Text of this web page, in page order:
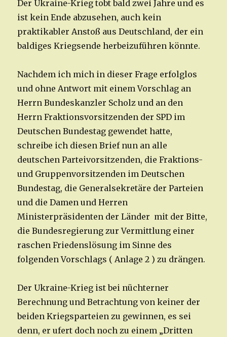
Der Ukraine-Krieg tobt bald zwei Jahre und es
ist kein Ende abzusehen, auch kein
praktikabler Anstoß aus Deutschland, der ein
baldiges Kriegsende herbeizuführen könnte.
Nachdem ich mich in dieser Frage erfolglos
und ohne Antwort mit einem Vorschlag an
Herrn Bundeskanzler Scholz und an den
Herrn Fraktionsvorsitzenden der SPD im
Deutschen Bundestag gewendet hatte,
schreibe ich diesen Brief nun an alle
deutschen Parteivorsitzenden, die Fraktions-
und Gruppenvorsitzenden im Deutschen
Bundestag, die Generalsekretäre der Parteien
und die Damen und Herren
Ministerpräsidenten der Länder mit der Bitte,
die Bundesregierung zur Vermittlung einer
raschen Friedenslösung im Sinne des
folgenden Vorschlags ( Anlage 2 ) zu drängen.
Der Ukraine-Krieg ist bei nüchterner
Berechnung und Betrachtung von keiner der
beiden Kriegsparteien zu gewinnen, es sei
denn, er ufert doch noch zu einem „Dritten